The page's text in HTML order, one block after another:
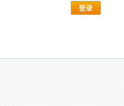
登录